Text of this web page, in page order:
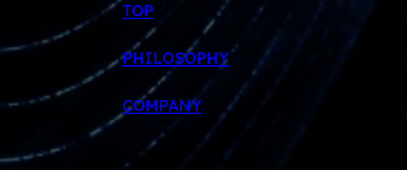
TOP
PHILOSOPHY
COMPANY